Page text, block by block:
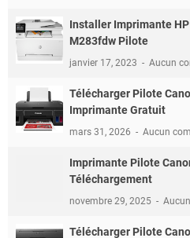
Installer Imprimante
M283fdw Pilote
janvier 17, 2023 Aucun
Télécharger Pilote
Imprimante Gratuit
mars 31, 2026 Aucun
Imprimante Pilote
Téléchargement
novembre 29, 2025
Télécharger Pilote